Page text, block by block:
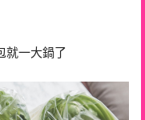
就一大鍋了